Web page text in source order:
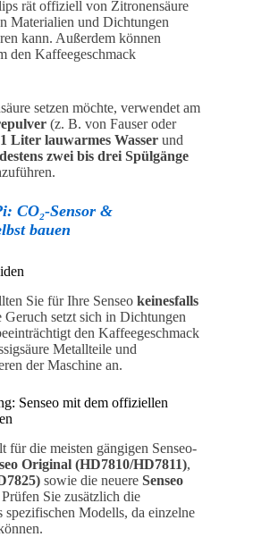
rät offiziell von Zitronensäure
Materialien und Dichtungen
kann. Außerdem können
den Kaffeegeschmack
setzen möchte, verwendet am
(z. B. von Fauser oder
1 Liter lauwarmes Wasser und
zwei bis drei Spülgänge
CO₂-Sensor &
bauen
Sie für Ihre Senseo keinesfalls
Geruch setzt sich in Dichtungen
den Kaffeegeschmack
Metallteile und
der Maschine an.
Senseo mit dem offiziellen
die meisten gängigen Senseo-
Original (HD7810/HD7811),
sowie die neuere Senseo
Prüfen Sie zusätzlich die
spezifischen Modells, da einzelne